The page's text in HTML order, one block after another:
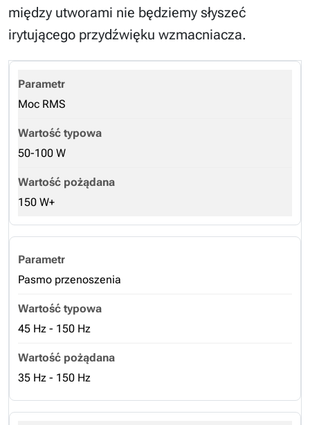
między utworami nie będziemy słyszeć
irytującego przydźwięku wzmacniacza.
Moc RMS
50-100 W
150 W+
Pasmo przenoszenia
45 Hz - 150 Hz
35 Hz - 150 Hz